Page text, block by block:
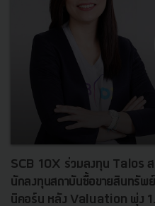
SCB 10X ร่วมลงทุน Talos
นักลงทุนสถาบันซื้อขายสินทรั
นิคอร์น หลัง Valuation พุ่ง